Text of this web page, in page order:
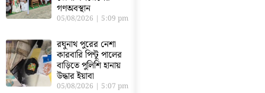
গণঅবস্থান
05/08/2026 5:09 pm
রঘুনাথ পুরের নেশা
কারবারি পিন্টূ পালের
বাড়িতে পুলিশি হানায়
উদ্ধার ইয়াবা
05/08/2026 5:07 pm